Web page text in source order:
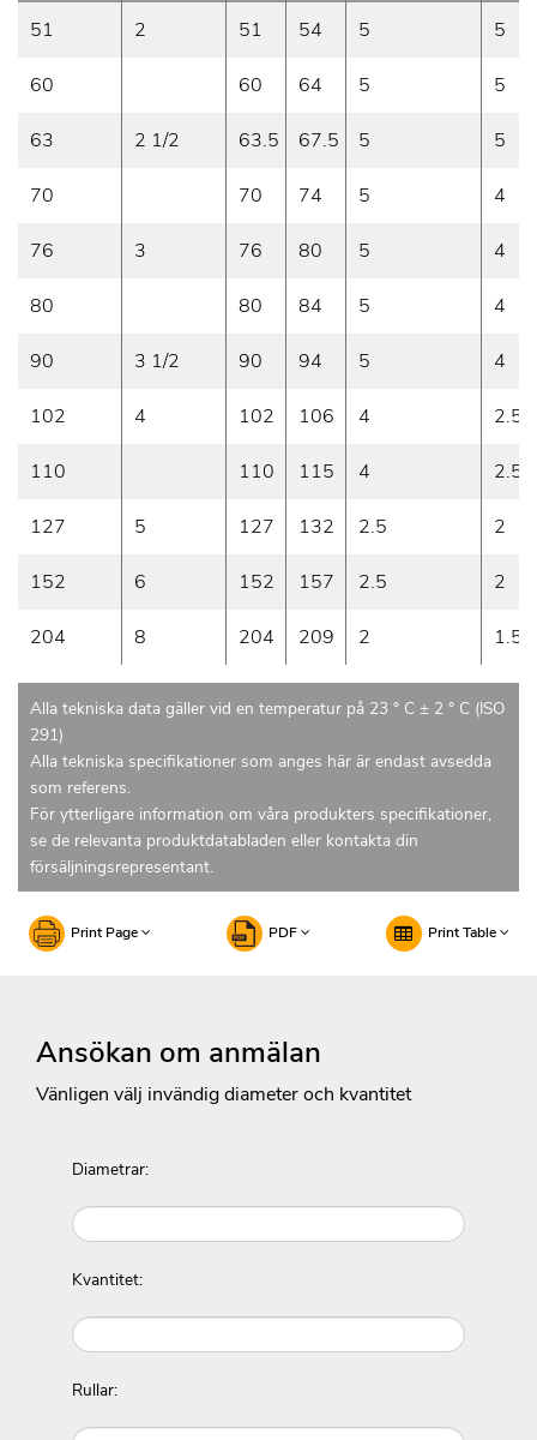
51 2 51 54 5 5
60 60 64 5 5
63 2 1/2 63.5 67.5 5 5
70 70 74 5 4
76 3 76 80 5 4
80 80 84 5 4
90 3 1/2 90 94 5 4
102 4 102 106 4 2.5
110 110 115 4 2.5
127 5 127 132 2.5 2
152 6 152 157 2.5 2
204 8 204 209 2 1.5
Alla tekniska data gäller vid en temperatur på 23 ° C ± 2 ° C (ISO
291)
Alla tekniska specifikationer som anges här är endast avsedda
som referens.
För ytterligare information om våra produkters specifikationer,
se de relevanta produktdatabladen eller kontakta din
försäljningsrepresentant.
Print Page PDF Print Table
Ansökan om anmälan
Vänligen välj invändig diameter och kvantitet
Diametrar:
Kvantitet:
Rullar: